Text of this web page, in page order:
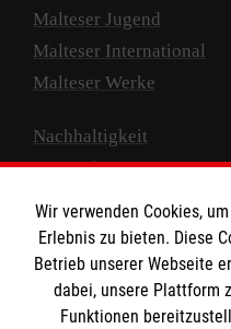
Malteser Jugend
Malteser International
Malteser Werke
Nachhaltigkeit
Prävention
Compliance
Transparenz
Spenden und Helfen
Spendenkonto
Wir verwenden Cookies,
Erlebnis zu bieten. Diese
Betrieb unserer Webseite
dabei, unsere Plattform
Funktionen